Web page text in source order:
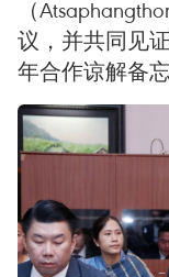
（
议，并共同见
年合作谅解备